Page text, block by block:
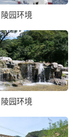
陵园环境
陵园环境